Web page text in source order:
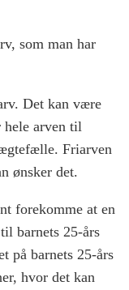
som man har
Det kan være
hele arven til
Friarven
ønsker det.
forekomme at en
barnets 25-års
på barnets 25-års
hvor det kan